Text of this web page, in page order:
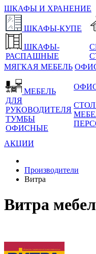
ШКАФЫ И ХРАНЕНИЕ
ШКАФЫ-КУПЕ
ШКАФЫ-
РАСПАШНЫЕ
МЯГКАЯ МЕБЕЛЬ
МЕБЕЛЬ
ДЛЯ
РУКОВОДИТЕЛЯ
ТУМБЫ
ОФИСНЫЕ
АКЦИИ
Производители
Витра
Витра